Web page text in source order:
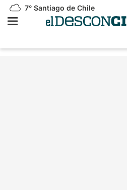
7° Santiago de Chile